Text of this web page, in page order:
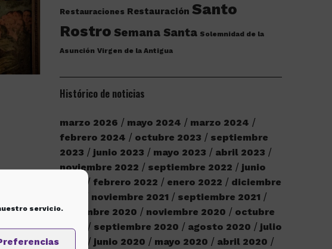
servicio.
Restauraciones Restauración Santo
Rostro Semana Santa Solemnidad de la
Asunción Virgen de la Antigua
Histórico de noticias
marzo 2026 mayo 2024
marzo 2024
febrero 2024
octubre 2023
septiembre
2023
junio 2023 mayo 2023
abril 2023
noviembre 2022
septiembre 2022
junio
febrero 2022 enero 2022
diciembre
noviembre 2021
septiembre 2021
diciembre 2020
noviembre 2020
octubre
2020
septiembre 2020 agosto 2020
julio
junio 2020 mayo 2020
abril 2020